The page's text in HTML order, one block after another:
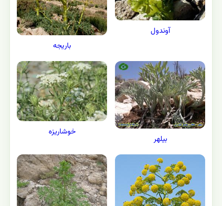
آوندول
باريجه
بيلهر
خوشاريزه